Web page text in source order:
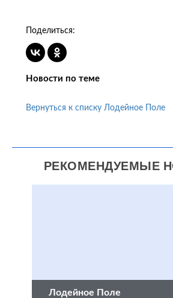
Поделиться:
Новости по теме
Вернуться к списку Лодейное Поле
РЕКОМЕНДУЕМЫЕ
Лодейное Поле